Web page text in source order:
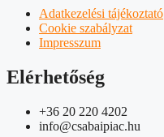
Adatkezelési tájékoztató
Cookie szabályzat
Impresszum
Elérhetőség
+36 20 220 4202
info@csabaipiac.hu